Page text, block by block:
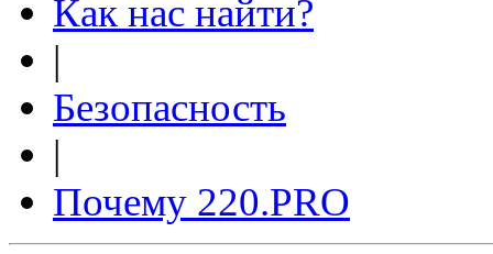
Как нас найти?
|
Безопасность
|
Почему 220.PRO